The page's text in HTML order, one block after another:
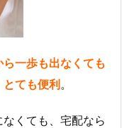
ら一歩も出なくても
とても便利。
くても、宅配なら